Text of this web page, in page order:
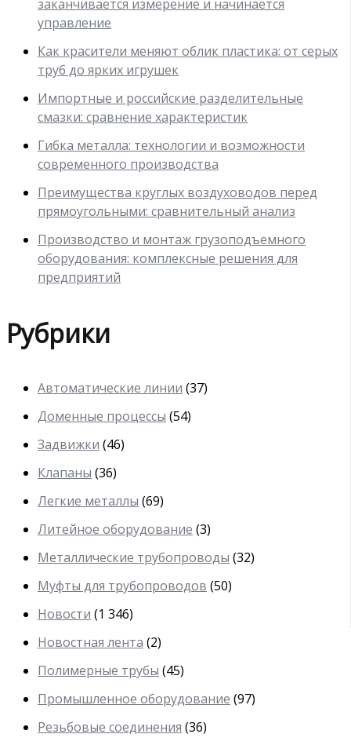
заканчивается измерение и начинается
управление
Как красители меняют облик пластика: от серых
труб до ярких игрушек
Импортные и российские разделительные
смазки: сравнение характеристик
Гибка металла: технологии и возможности
современного производства
Преимущества круглых воздуховодов перед
прямоугольными: сравнительный анализ
Производство и монтаж грузоподъемного
оборудования: комплексные решения для
предприятий
Рубрики
Автоматические линии (37)
Доменные процессы (54)
Задвижки (46)
Клапаны (36)
Легкие металлы (69)
Литейное оборудование (3)
Металлические трубопроводы (32)
Муфты для трубопроводов (50)
Новости (1 346)
Новостная лента (2)
Полимерные трубы (45)
Промышленное оборудование (97)
Резьбовые соединения (36)